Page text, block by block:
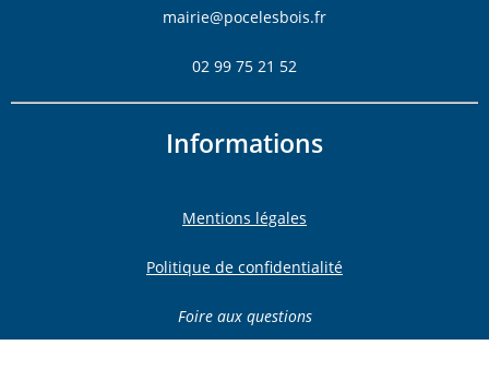
mairie@pocelesbois.fr
02 99 75 21 52
Informations
Mentions légales
Politique de confidentialité
Foire aux questions